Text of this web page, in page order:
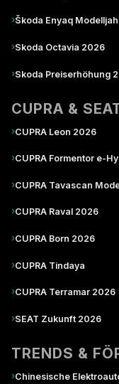
›Škoda Enyaq
›Skoda Octavia 2026
›Skoda Preiserhöhung
CUPRA &
›CUPRA Leon 2026
›CUPRA Formentor e-
›CUPRA Tavascan
›CUPRA Raval 2026
›CUPRA Born 2026
›CUPRA Tindaya
›CUPRA Terramar 2026
›SEAT Zukunft 2026
TRENDS &
›Chinesische